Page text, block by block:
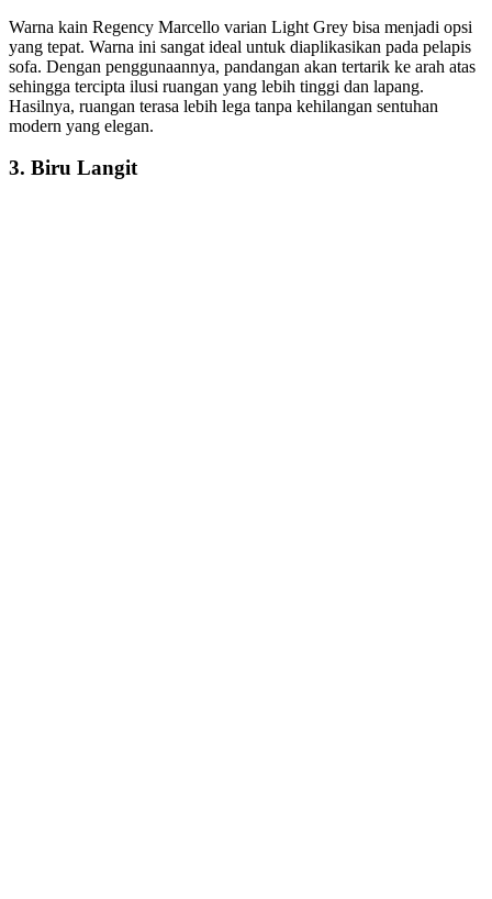
Warna kain Regency Marcello varian Light Grey bisa menjadi opsi
yang tepat. Warna ini sangat ideal untuk diaplikasikan pada pelapis
sofa. Dengan penggunaannya, pandangan akan tertarik ke arah atas
sehingga tercipta ilusi ruangan yang lebih tinggi dan lapang.
Hasilnya, ruangan terasa lebih lega tanpa kehilangan sentuhan
modern yang elegan.
3. Biru Langit